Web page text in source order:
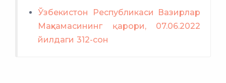
Ўзбекистон Республикаси Вазирлар
Маҳкамасининг қарори, 07.06.2022
йилдаги 312-сон